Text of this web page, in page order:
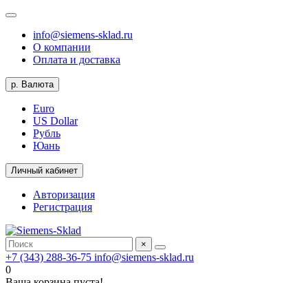
info@siemens-sklad.ru
О компании
Оплата и доставка
р. Валюта
Euro
US Dollar
Рубль
Юань
Личный кабинет
Авторизация
Регистрация
×
+7 (343) 288-36-75 info@siemens-sklad.ru
0